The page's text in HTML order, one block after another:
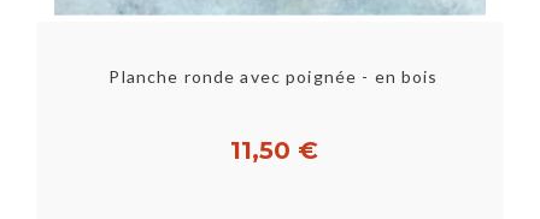
Planche ronde avec poignée - en bois
11,50 €